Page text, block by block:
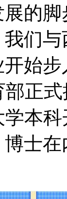
的
们
始
部正
本
士